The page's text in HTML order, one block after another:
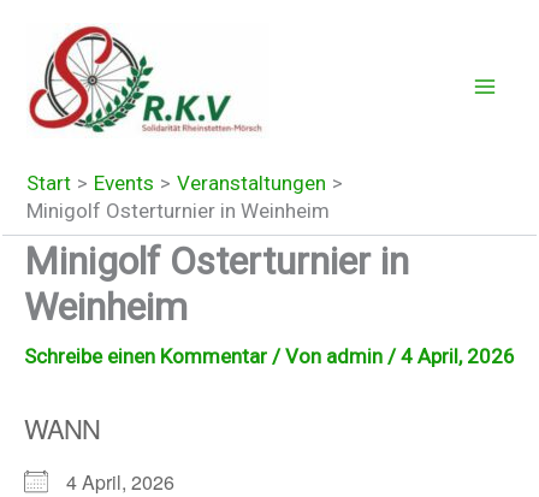
springen
Start Events
Veranstaltungen
Minigolf Osterturnier in Weinheim
Minigolf Osterturnier in
Weinheim
Schreibe einen Kommentar / Von admin /4 April, 2026
WANN
4 April, 2026